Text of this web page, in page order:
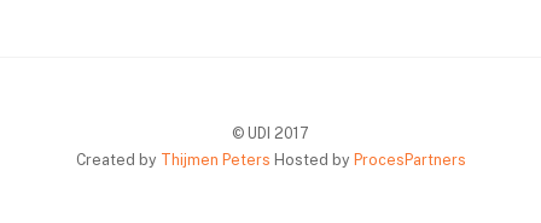
© UDI 2017
Created by Thijmen Peters Hosted by ProcesPartners